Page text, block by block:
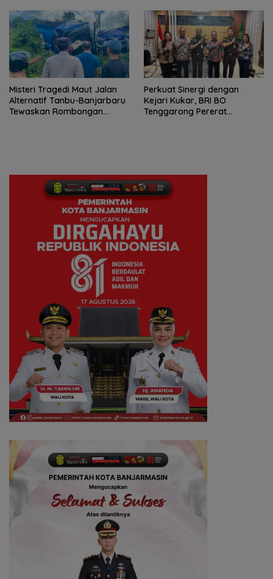
Misteri Tragedi Maut Jalan
Alternatif Tanbu-Banjarbaru
Tewaskan Rombongan
Perkuat Sinergi dengan
Kejari Kukar, BRI BO
Tenggarong Pererat